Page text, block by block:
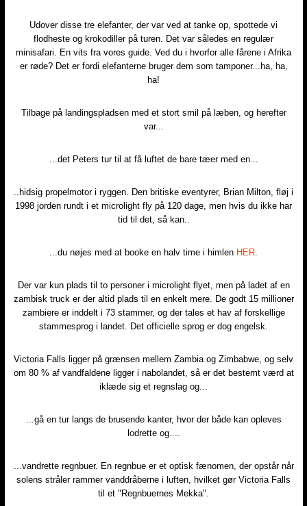
Udover disse tre elefanter, der var ved at tanke op, spottede vi
flodheste og krokodiller på turen. Det var således en regulær
minisafari. En vits fra vores guide. Ved du i hvorfor alle fårene i Afrika
er røde? Det er fordi elefanterne bruger dem som tamponer...ha, ha,
ha!​
Tilbage på landingspladsen med et stort smil på læben, og herefter
var...​
...det Peters tur til at få luftet de bare tæer med en...​
..hidsig propelmotor i ryggen. Den britiske eventyrer, Brian Milton, fløj i
1998 jorden rundt i et microlight fly på 120 dage, men hvis du ikke har
tid til det, så kan..​
...du nøjes med at booke en halv time i himlen HER
Der var kun plads til to personer i microlight flyet, men på ladet af en
zambisk truck er der altid plads til en enkelt mere. De godt 15 millioner
zambiere er inddelt i 73 stammer, og der tales et hav af forskellige
stammesprog i landet. Det officielle sprog er dog engelsk.​
Victoria Falls ligger på grænsen mellem Zambia og Zimbabwe, og selv
om 80 % af vandfaldene ligger i nabolandet, så er det bestemt værd at
iklæde sig et regnslag og...​
...gå en tur langs de brusende kanter, hvor der både kan opleves
lodrette og....​
...vandrette regnbuer. En regnbue er et optisk fænomen, der opstår når
solens stråler rammer vanddråberne i luften, hvilket gør Victoria Falls
til et "Regnbuernes Mekka".​